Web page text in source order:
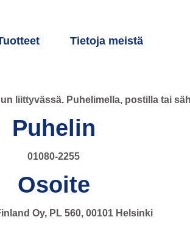
Tietoja meistä
liittyvässä. Puhelimella, postilla tai
Puhelin
01080-2255
Osoite
Oy, PL 560, 00101 Helsinki